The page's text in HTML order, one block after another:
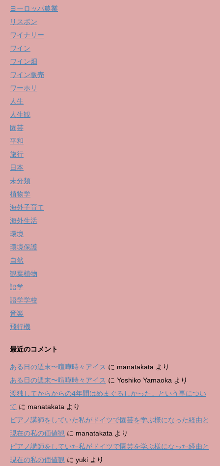
ヨーロッパ農業
リスボン
ワイナリー
ワイン
ワイン畑
ワイン販売
ワーホリ
人生
人生観
園芸
平和
旅行
日本
未分類
植物学
海外子育て
海外生活
環境
環境保護
自然
観葉植物
語学
語学学校
音楽
飛行機
最近のコメント
ある日の週末〜喧嘩時々アイス に manatakata より
ある日の週末〜喧嘩時々アイス に Yoshiko Yamaoka より
渡独してからからの4年間はめまぐるしかった。という事につい
て に manatakata より
ピアノ講師をしていた私がドイツで園芸を学ぶ様になった経由と
現在の私の価値観 に manatakata より
ピアノ講師をしていた私がドイツで園芸を学ぶ様になった経由と
現在の私の価値観 に yuki より